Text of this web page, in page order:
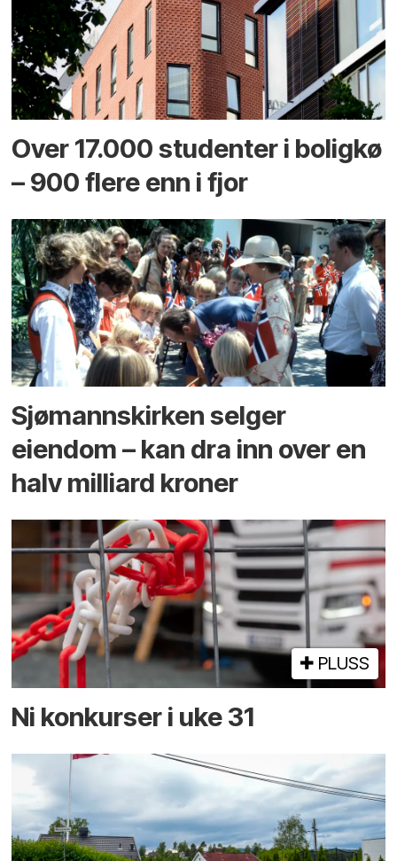
Over 17.000 studenter i boligkø
– 900 flere enn i fjor
Sjømannskirken selger
eiendom – kan dra inn over en
halv milliard kroner
PLUSS
Ni konkurser i uke 31